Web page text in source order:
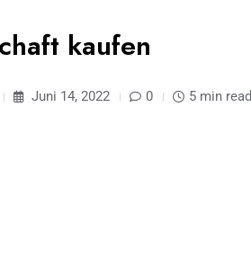
kaufen
Juni 14, 2022 0 5 min read